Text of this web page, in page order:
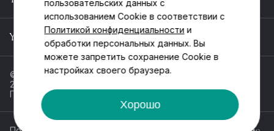
YOUTUBE
© ООО «Пойнт эстейт», ИНН 55546464612,
2013-2025
Политика обработки персональных данных
пользовательских данных с
использованием Cookie в соответствии с
Политикой конфиденциальности и
обработки персональных данных. Вы
можете запретить сохранение Cookie в
настройках своего браузера.
Хорошо